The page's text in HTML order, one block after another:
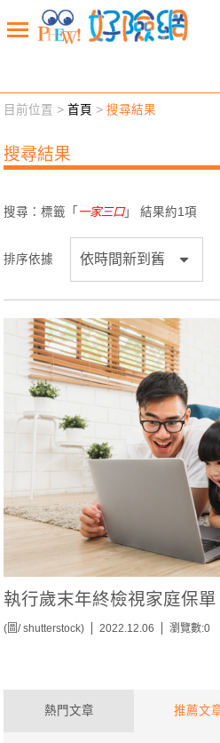
新聞觀點 業務交流
退休先準備 好險學堂
目前位置 >首頁 >搜尋結果
搜尋結果
搜尋：標籤「 一家三口」 結果約1項
排序依據
執行歲末年終檢視家庭保
(圖/ shutterstock) 2022.12.06 瀏覽數:0
熱門文章 推薦文